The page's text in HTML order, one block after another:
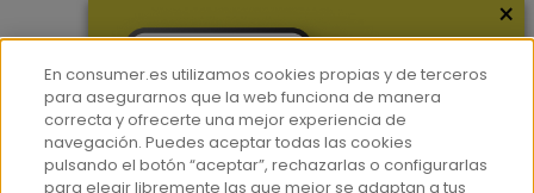
Hemeroteca
Contacto
Prensa
×
En consumer.es utilizamos cookies propias y de terceros
para asegurarnos que la web funciona de manera
correcta y ofrecerte una mejor experiencia de
navegación. Puedes aceptar todas las cookies
pulsando el botón “aceptar”, rechazarlas o configurarlas
para elegir libremente las que mejor se adaptan a tus